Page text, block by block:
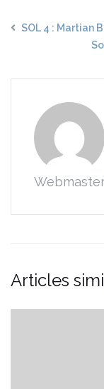
SOL 4 : Martian
Articles